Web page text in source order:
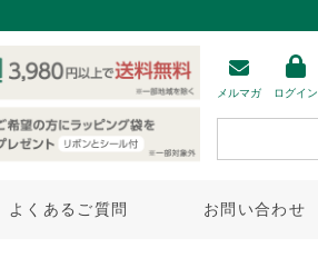
メルマガ ログイン
よくあるご質問 お問い合わせ